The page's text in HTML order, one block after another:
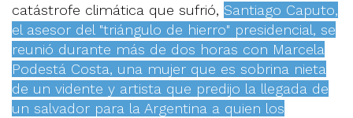
catástrofe climática que sufrió, Santiago Caputo,
el asesor del "triángulo de hierro" presidencial, se
reunió durante más de dos horas con Marcela
Podestá Costa, una mujer que es sobrina nieta
de un vidente y artista que predijo la llegada de
un salvador para la Argentina a quien los